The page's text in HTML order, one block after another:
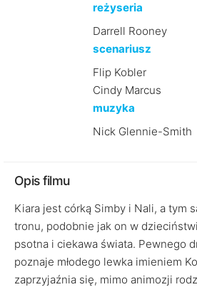
reżyseria
Darrell Rooney
scenariusz
Flip Kobler
Cindy Marcus
muzyka
Nick Glennie-Smith
Opis filmu
Kiara jest córką Simby i Nali, a tym
tronu, podobnie jak on w
psotna i ciekawa świata. Pewnego
poznaje młodego lewka imieniem
zaprzyjaźnia się, mimo animozji